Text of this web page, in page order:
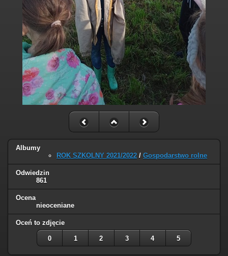
Albumy
ROK SZKOLNY 2021/2022 / Gospodarstwo rolne
Odwiedzin
861
Ocena
nieoceniane
Oceń to zdjęcie
0 1 2 3 4 5